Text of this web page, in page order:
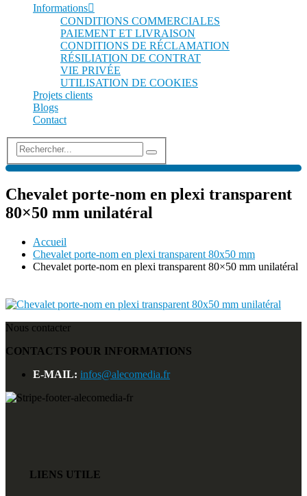
Informations
CONDITIONS COMMERCIALES
PAIEMENT ET LIVRAISON
CONDITIONS DE RÉCLAMATION
RÉSILIATION DE CONTRAT
VIE PRIVÉE
UTILISATION DE COOKIES
Projets clients
Blogs
Contact
Chevalet porte-nom en plexi transparent
80×50 mm unilatéral
Accueil
Chevalet porte-nom en plexi transparent 80x50 mm
Chevalet porte-nom en plexi transparent 80×50 mm unilatéral
Nous contacter
CONTACTS POUR INFORMATIONS
E-MAIL: infos@alecomedia.fr
LIENS UTILE